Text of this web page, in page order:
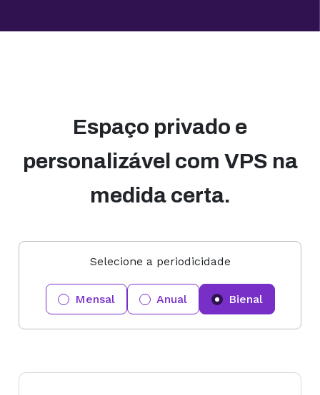
Espaço privado e
personalizável com VPS na
medida certa.
Selecione a periodicidade
Mensal Anual Bienal